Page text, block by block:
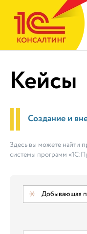
Кейсы
Создание и
Здесь вы можете найти
системы программ
Добывающая